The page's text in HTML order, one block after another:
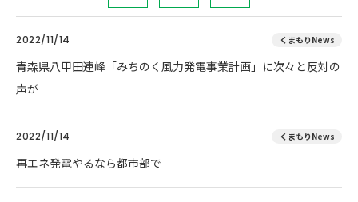
2022/11/14 くまもりNews
青森県八甲田連峰「みちのく風力発電事業計画」に次々と反対の
声が
2022/11/14 くまもりNews
再エネ発電やるなら都市部で